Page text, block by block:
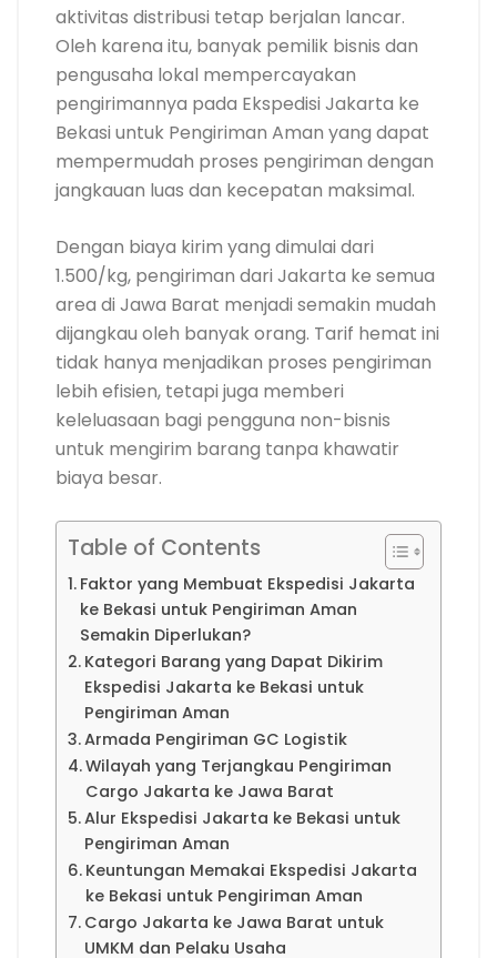
aktivitas distribusi tetap berjalan lancar.
Oleh karena itu, banyak pemilik bisnis dan
pengusaha lokal mempercayakan
pengirimannya pada Ekspedisi Jakarta ke
Bekasi untuk Pengiriman Aman yang dapat
mempermudah proses pengiriman dengan
jangkauan luas dan kecepatan maksimal.
Dengan biaya kirim yang dimulai dari
1.500/kg, pengiriman dari Jakarta ke semua
area di Jawa Barat menjadi semakin mudah
dijangkau oleh banyak orang. Tarif hemat ini
tidak hanya menjadikan proses pengiriman
lebih efisien, tetapi juga memberi
keleluasaan bagi pengguna non-bisnis
untuk mengirim barang tanpa khawatir
biaya besar.
Table of Contents
Faktor yang Membuat Ekspedisi Jakarta
ke Bekasi untuk Pengiriman Aman
Semakin Diperlukan?
Kategori Barang yang Dapat Dikirim
Ekspedisi Jakarta ke Bekasi untuk
Pengiriman Aman
Armada Pengiriman GC Logistik
Wilayah yang Terjangkau Pengiriman
Cargo Jakarta ke Jawa Barat
Alur Ekspedisi Jakarta ke Bekasi untuk
Pengiriman Aman
Keuntungan Memakai Ekspedisi Jakarta
ke Bekasi untuk Pengiriman Aman
Cargo Jakarta ke Jawa Barat untuk
UMKM dan Pelaku Usaha